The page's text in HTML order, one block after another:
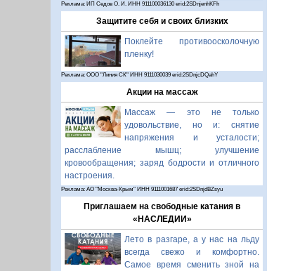
Реклама: ИП Седов О. И. ИНН 911100036130 erid:2SDnjenhKFh
Защитите себя и своих близких
Поклейте противоосколочную
пленку!
Реклама: ООО "Линия СК" ИНН 9111030039 erid:2SDnjcDQahY
Акции на массаж
Массаж — это не только
удовольствие, но и: снятие
напряжения и усталости;
расслабление мышц; улучшение
кровообращения; заряд бодрости и отличного
настроения.
Реклама: АО "Москва-Крым" ИНН 9111001687 erid:2SDnjdBZsyu
Приглашаем на свободные катания в
«НАСЛЕДИИ»
Лето в разгаре, а у нас на льду
всегда свежо и комфортно.
Самое время сменить зной на